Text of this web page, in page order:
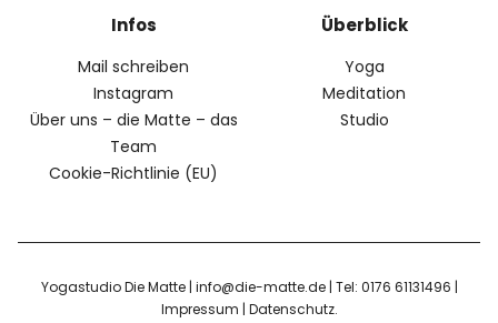
Infos
Mail schreiben
Instagram
Über uns – die Matte – das
Team
Cookie-Richtlinie (EU)
Überblick
Yoga
Meditation
Studio
Yogastudio Die Matte | info@die-matte.de | Tel: 0176 61131496 |
Impressum | Datenschutz